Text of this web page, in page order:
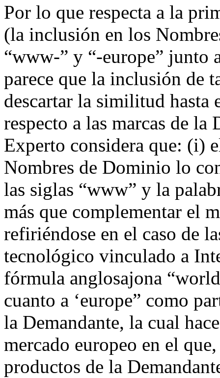
Por lo que respecta a la
(la inclusión en los
“www-” y “-europe” junto
parece que la inclusión de
descartar la similitud hasta
respecto a las marcas de
Experto considera que: (i)
Nombres de Dominio lo
las siglas “www” y la
más que complementar el
refiriéndose en el caso de
tecnológico vinculado a
fórmula anglosajona
cuanto a ‘europe” como
la Demandante, la cual
mercado europeo en el
productos de la